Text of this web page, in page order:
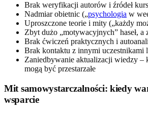
Brak weryfikacji autorów i źródeł
Nadmiar obietnic („psychologia w
Uproszczone teorie i mity („każdy
Zbyt dużo „motywacyjnych” haseł, a
Brak ćwiczeń praktycznych i
Brak kontaktu z innymi uczestnikami
Zaniedbywanie aktualizacji wiedzy –
mogą być przestarzałe
Mit samowystarczalności: kiedy
wsparcie